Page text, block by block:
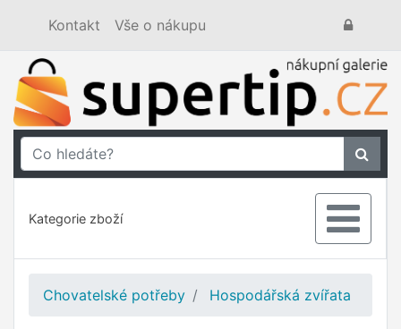
Kontakt Vše o nákupu
Kategorie zboží
Chovatelské potřeby Hospodářská zvířata